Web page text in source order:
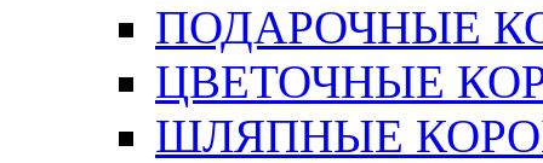
ПОДАРОЧНЫЕ
ЦВЕТОЧНЫЕ
ШЛЯПНЫЕ